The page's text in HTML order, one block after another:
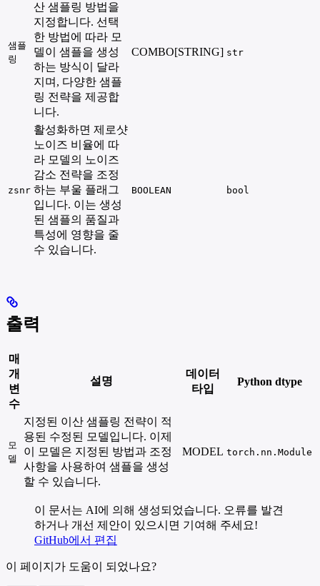
샘플
링
산 샘플링 방법을
지정합니다. 선택
한 방법에 따라 모
델이 샘플을 생성
하는 방식이 달라
지며, 다양한 샘플
링 전략을 제공합
니다.
COMBO[STRING] str
zsnr
활성화하면 제로샷
노이즈 비율에 따
라 모델의 노이즈
감소 전략을 조정
하는 부울 플래그
입니다. 이는 생성
된 샘플의 품질과
특성에 영향을 줄
수 있습니다.
BOOLEAN bool
출력
매
개
변
수
설명
데이터
타입
Python dtype
모
델
지정된 이산 샘플링 전략이 적
용된 수정된 모델입니다. 이제
이 모델은 지정된 방법과 조정
사항을 사용하여 샘플을 생성
할 수 있습니다.
MODEL torch.nn.Module
이 문서는 AI에 의해 생성되었습니다. 오류를 발견
하거나 개선 제안이 있으시면 기여해 주세요!
GitHub에서 편집
이 페이지가 도움이 되었나요?